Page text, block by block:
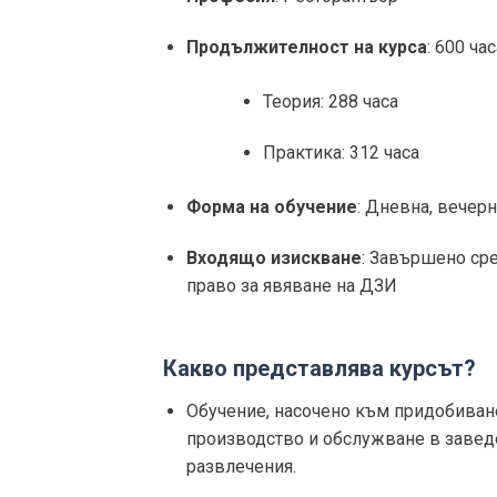
Продължителност на курса: 600
Теория: 288 часа
Практика: 312 часа
Форма на обучение: Дневна,
Входящо изискване: Завършено
право за явяване на ДЗИ
Какво представлява курсът?
Обучение, насочено към
производство и обслужване в
развлечения.